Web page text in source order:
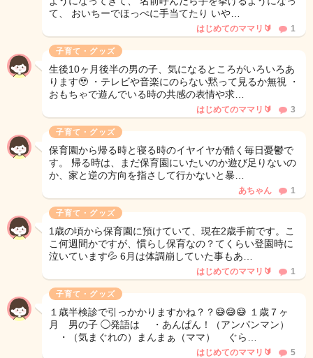
て、 おいちーでほっぺに手当てたり いや…
はじめてのママリ🔰 1
子育て・グッズ
生後10ヶ月後半の男の子、気になるところがいろいろあ
ります🥹 ・テレビや音楽にのらない黙って見るか無視 ・
おもちゃで遊んでいる時の共感の表情や求…
はじめてのママリ🔰 3
子育て・グッズ
保育園から帰る時と寝る時のイヤイヤが酷く毎日憂鬱で
す。 帰る時は、まだ保育園にいたいのか遊び足りないの
か、家と逆の方向を指さして行かないと暴…
あちゃん 1
子育て・グッズ
1歳の頃から保育園に預けていて、現在2歳手前です。こ
こ何週間かですが、慣らし保育なの？てくらい登園時に
泣いています💦 6月は体調崩していた事もあ…
はじめてのママリ🔰 1
子育て・グッズ
１歳半検診で引っかかりますかね？？😅😅😅 １歳７ヶ
月 男の子 ◯発語は ・あんぱん！（アンパンマン）
・（気まぐれの）まんまぁ（ママ） ぐら…
はじめてのママリ🔰 5